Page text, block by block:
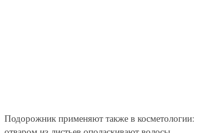
Подорожник применяют также в косметологии: